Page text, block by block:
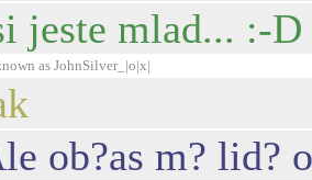
jeste mlad... :-D
as JohnSilver_|o|x|
ob?as m? lid?